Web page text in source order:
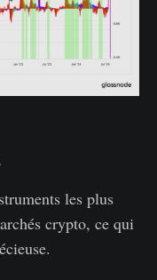
les plus
crypto, ce qui